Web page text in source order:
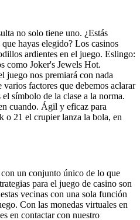
no solo tiene uno. ¿Estás
hayas elegido? Los casinos
ardientes en el juego. Eslingo:
como Joker's Jewels Hot.
juego nos premiará con nada
factores que debemos aclarar
símbolo de la clase a la norma.
cuando. Ágil y eficaz para
o 21 el crupier lanza la bola, en
un conjunto único de lo que
para el juego de casino son
vecinas con una sola función
Con las monedas virtuales en
en contactar con nuestro